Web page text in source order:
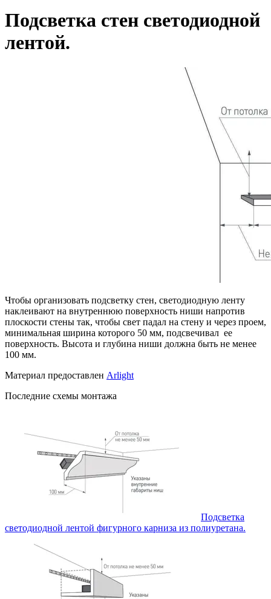
Подсветка стен светодиодной
лентой.
Чтобы организовать подсветку стен, светодиодную ленту
наклеивают на внутреннюю поверхность ниши напротив
плоскости стены так, чтобы свет падал на стену и через проем,
минимальная ширина которого 50 мм, подсвечивал ее
поверхность. Высота и глубина ниши должна быть не менее
100 мм.
Материал предоставлен Arlight
Последние схемы монтажа
Подсветка
светодиодной лентой фигурного карниза из полиуретана.